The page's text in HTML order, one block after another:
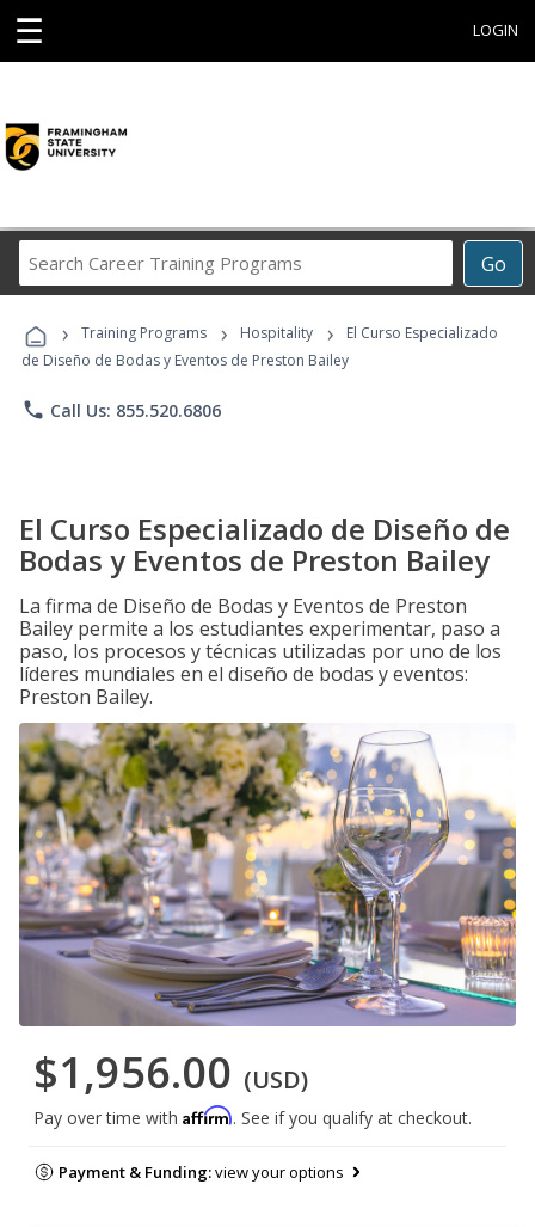
☰ LOGIN
Go
Career
Programs
› Training Programs › Hospitality ›
El Curso Especializado
de Diseño de Bodas y Eventos de Preston Bailey
phone Call Us: 855.520.6806
El Curso Especializado de Diseño de
Bodas y Eventos de Preston Bailey
La firma de Diseño de Bodas y Eventos de Preston
Bailey permite a los estudiantes experimentar, paso a
paso, los procesos y técnicas utilizadas por uno de los
líderes mundiales en el diseño de bodas y eventos:
Preston Bailey.
$1,956.00 (USD)
Pay over time with Affirm. See if you qualify at checkout.
Payment & Funding:view your options